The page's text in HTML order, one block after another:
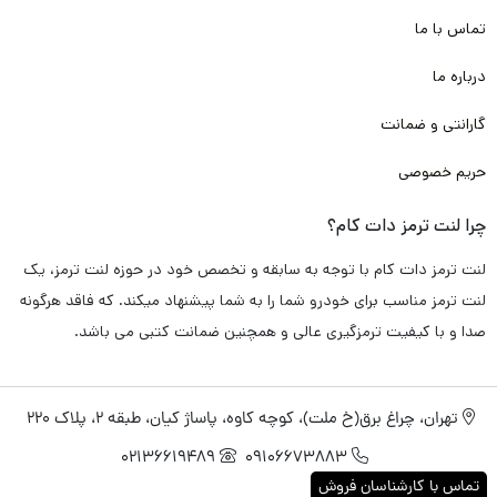
همچون کربن، فایبر، متال و با توجه به پخت کوره ای مناسب و انجام
آزمایش های فنی متعدد برای
داری
عملکرد ترمز گیری مناسب و سریع
گونه
آسیبی به دیسک چرخ خودرو شما وارد نکند . و شما را متحمل هزینه
های بیشتر نکند.
علاوه بر آن باتوجه استفاده از تکنولوژی نانو و تکنولوژی های روز دنیا
در ساخت این لنت ترمز، باعث شده مواقعی که راننده به صورت
متناوب از ترمز استفاده می کند.لنت داغ نکند . و کارایی و عملکرد آن
تماس با ما
درباره ما
گارانتی و ضمانت
حریم خصوصی
چرا لنت ترمز دات کام؟
لنت ترمز دات کام با توجه به سابقه و تخصص خود در حوزه لنت ترمز، یک
لنت ترمز مناسب برای خودرو شما را به شما پیشنهاد میکند. که فاقد هرگونه
صدا و با کیفیت ترمزگیری عالی و همچنین ضمانت کتبی می باشد.
تهران، چراغ برق(خ ملت)، کوچه کاوه، پاساژ کیان، طبقه 2، پلاک 220
09106673883
02136619489
تماس با کارشناسان فروش